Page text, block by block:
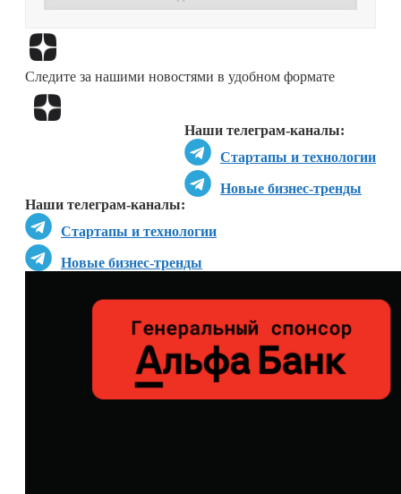
Следите за нашими новостями в удобном формате
Наши телеграм-каналы:
Стартапы и технологии
Новые бизнес-тренды
Наши телеграм-каналы:
Стартапы и технологии
Новые бизнес-тренды